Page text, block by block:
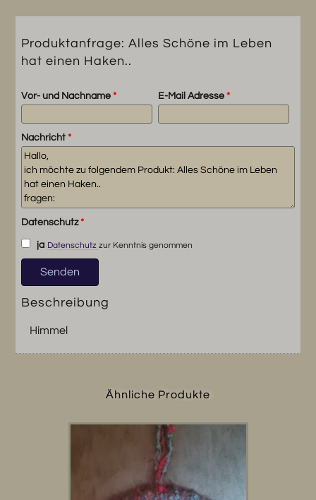
Produktanfrage: Alles Schöne im Leben
hat einen Haken..
Vor- und Nachname* E-Mail Adresse *
Nachricht*
Datenschutz*
ja Datenschutz zur Kenntnis genommen
Beschreibung
Himmel
Ähnliche Produkte